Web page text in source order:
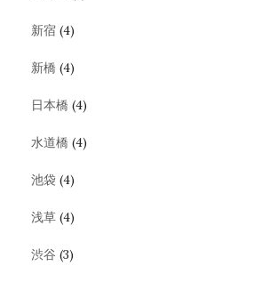
新宿 (4)
新橋 (4)
日本橋 (4)
水道橋 (4)
池袋 (4)
浅草 (4)
渋谷 (3)